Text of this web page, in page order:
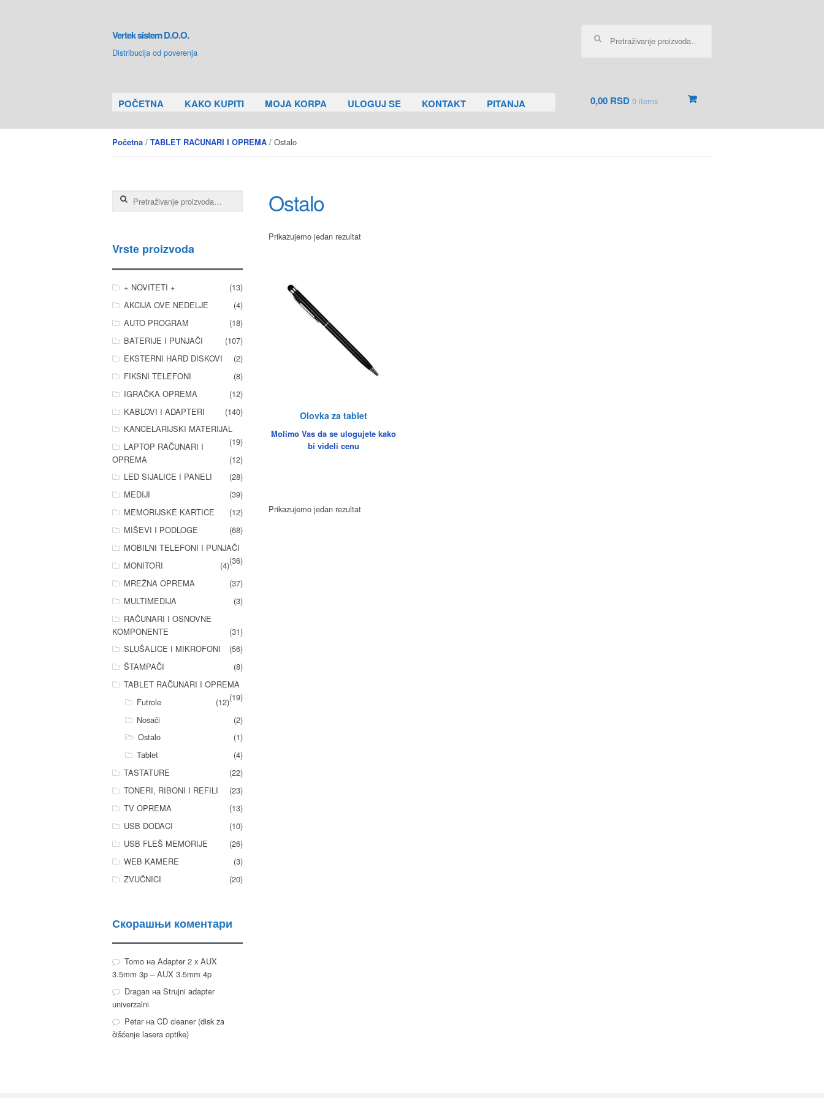
Skip to navigation
Skip to content
Vertek sistem D.O.O.
Distribucija od poverenja
POČETNA KAKO KUPITI MOJA KORPA ULOGUJ SE KONTAKT PITANJA 0,00 RSD0 items
Početna /TABLET RAČUNARI I OPREMA / Ostalo
Ostalo
Prikazujemo jedan rezultat
Olovka za tablet
Molimo Vas da se ulogujete kako
bi videli cenu
Prikazujemo jedan rezultat
Pretraga za:
Vrste proizvoda
+ NOVITETI +
(13)
AKCIJA OVE NEDELJE
(4)
AUTO PROGRAM
(18)
BATERIJE I PUNJAČI
(107)
EKSTERNI HARD DISKOVI
(2)
FIKSNI TELEFONI
(8)
IGRAČKA OPREMA
(12)
KABLOVI I ADAPTERI
(140)
KANCELARIJSKI MATERIJAL
(19)
LAPTOP RAČUNARI I
OPREMA
(12)
LED SIJALICE I PANELI
(28)
MEDIJI
(39)
MEMORIJSKE KARTICE
(12)
MIŠEVI I PODLOGE
(68)
MOBILNI TELEFONI I PUNJAČI
(36)
MONITORI
(4)
MREŽNA OPREMA
(37)
MULTIMEDIJA
(3)
RAČUNARI I OSNOVNE
KOMPONENTE
(31)
SLUŠALICE I MIKROFONI
(56)
ŠTAMPAČI
(8)
TABLET RAČUNARI I OPREMA
(19)
Futrole
(12)
Nosači
(2)
Ostalo
(1)
Tablet
(4)
TASTATURE
(22)
TONERI, RIBONI I REFILI
(23)
TV OPREMA
(13)
USB DODACI
(10)
USB FLEŠ MEMORIJE
(26)
WEB KAMERE
(3)
ZVUČNICI
(20)
Скорашњи коментари
Tomo наAdapter 2 x AUX
3.5mm 3p – AUX 3.5mm 4p
Dragan наStrujni adapter
univerzalni
Petar наCD cleaner (disk za
čišćenje lasera optike)